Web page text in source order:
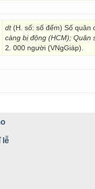
dt (H. số: số đếm) Số quân
càng bị động (HCM); Quân
2. 000 người (VNgGiáp).
lễ